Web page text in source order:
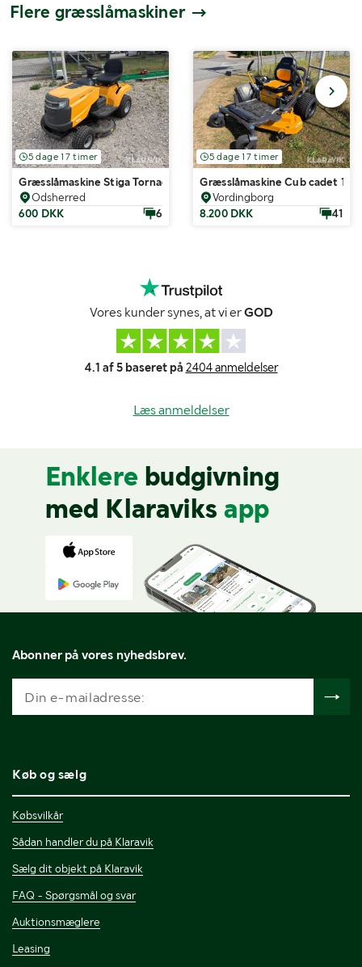
Flere græsslåmaskiner
5 dage 17 timer
Græsslåmaskine Stiga Tornado 3098 H - SDS 98 Hydro
Odsherred
600 DKK
6
5 dage 17 timer
Græsslåmaskine Cub cadet
Vordingborg
8.200 DKK
41
Vores kunder synes, at vi erGOD
4.1 af 5 baseret på 2404 anmeldelser
Læs anmeldelser
Enklere budgivning
med Klaraviks app
Abonner på vores nyhedsbrev.
Køb og sælg
Købsvilkår
Sådan handler du på Klaravik
Sælg dit objekt på Klaravik
FAQ - Spørgsmål og svar
Auktionsmæglere
Leasing